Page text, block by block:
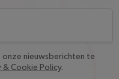
onze nieuwsberichten te
& Cookie Policy.